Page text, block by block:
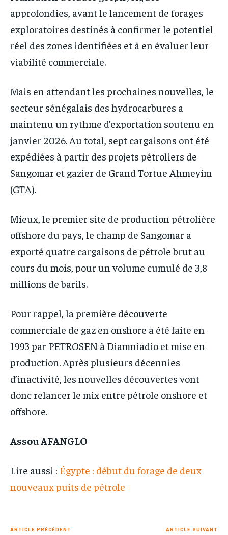
approfondies, avant le lancement de forages
exploratoires destinés à confirmer le potentiel
réel des zones identifiées et à en évaluer leur
viabilité commerciale.
Mais en attendant les prochaines nouvelles, le
secteur sénégalais des hydrocarbures a
maintenu un rythme d’exportation soutenu en
janvier 2026. Au total, sept cargaisons ont été
expédiées à partir des projets pétroliers de
Sangomar et gazier de Grand Tortue Ahmeyim
(GTA).
Mieux, le premier site de production pétrolière
offshore du pays, le champ de Sangomar a
exporté quatre cargaisons de pétrole brut au
cours du mois, pour un volume cumulé de 3,8
millions de barils.
Pour rappel, la première découverte
commerciale de gaz en onshore a été faite en
1993 par PETROSEN à Diamniadio et mise en
production. Après plusieurs décennies
d’inactivité, les nouvelles découvertes vont
donc relancer le mix entre pétrole onshore et
offshore.
Assou AFANGLO
Lire aussi : Égypte : début du forage de deux
nouveaux puits de pétrole
ARTICLE PRÉCÉDENT ARTICLE SUIVANT